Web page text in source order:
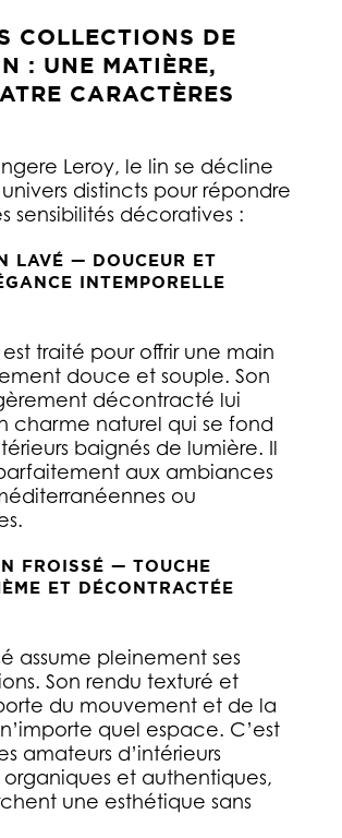
COLLECTIONS DE
: UNE MATIÈRE,
CARACTÈRES
Leroy, le lin se décline
distincts pour répondre
sensibilités décoratives :
LAVÉ — DOUCEUR ET
INTEMPORELLE
traité pour offrir une main
douce et souple. Son
décontracté lui
charme naturel qui se fond
baignés de lumière. Il
aux ambiances
ou
FROISSÉ — TOUCHE
ET DÉCONTRACTÉE
assume pleinement ses
Son rendu texturé et
du mouvement et de la
quel espace. C’est
amateurs d’intérieurs
et authentiques,
une esthétique sans